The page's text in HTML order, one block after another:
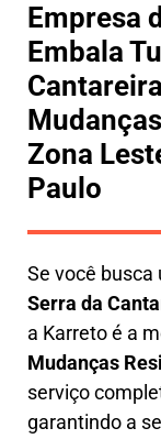
Empresa
Embala
Zona
Paulo
Se você busca
Serra da
a Karretoé a
Mudanças
serviço
garantindo a